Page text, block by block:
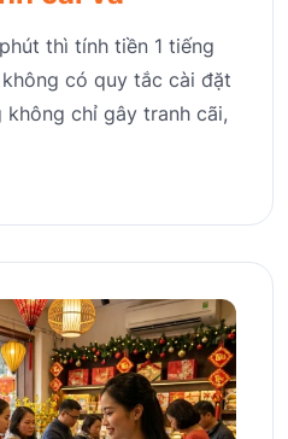
thì tính tiền 1 tiếng
có quy tắc cài đặt
chỉ gây tranh cãi,